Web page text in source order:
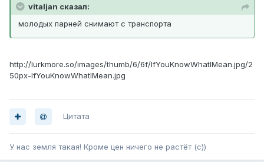
vitaljan сказал:
молодых парней снимают с транспорта
http://lurkmore.so/images/thumb/6/6f/IfYouKnowWhatIMean.jpg/2
50px-IfYouKnowWhatIMean.jpg
Цитата
У нас земля такая! Кроме цен ничего не растёт (с))